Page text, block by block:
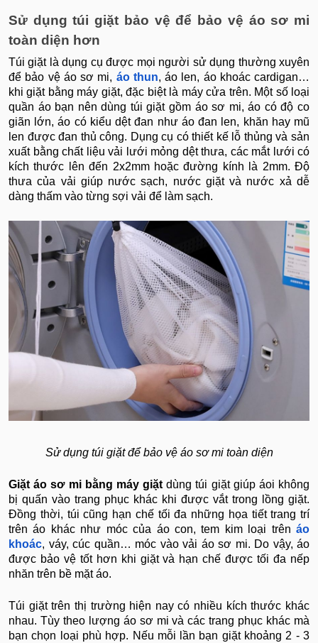
Sử dụng túi giặt bảo vệ để bảo vệ áo sơ mi
toàn diện hơn
Túi giặt là dụng cụ được mọi người sử dụng thường xuyên
để bảo vệ áo sơ mi, áo thun, áo len, áo khoác cardigan…
khi giặt bằng máy giặt, đặc biệt là máy cửa trên. Một số loại
quần áo bạn nên dùng túi giặt gồm áo sơ mi, áo có độ co
giãn lớn, áo có kiểu dệt đan như áo đan len, khăn hay mũ
len được đan thủ công. Dụng cụ có thiết kế lỗ thủng và sản
xuất bằng chất liệu vải lưới mỏng dệt thưa, các mắt lưới có
kích thước lên đến 2x2mm hoặc đường kính là 2mm. Độ
thưa của vải giúp nước sạch, nước giặt và nước xả dễ
dàng thấm vào từng sợi vải để làm sạch.
Sử dụng túi giặt để bảo vệ áo sơ mi toàn diện
Giặt áo sơ mi bằng máy giặt dùng túi giặt giúp áoi không
bị quấn vào trang phục khác khi được vắt trong lồng giặt.
Đồng thời, túi cũng hạn chế tối đa những họa tiết trang trí
trên áo khác như móc của áo con, tem kim loại trên áo
khoác, váy, cúc quần… móc vào vải áo sơ mi. Do vậy, áo
được bảo vệ tốt hơn khi giặt và hạn chế được tối đa nếp
nhăn trên bề mặt áo.
Túi giặt trên thị trường hiện nay có nhiều kích thước khác
nhau. Tùy theo lượng áo sơ mi và các trang phục khác mà
bạn chọn loại phù hợp. Nếu mỗi lần bạn giặt khoảng 2 - 3